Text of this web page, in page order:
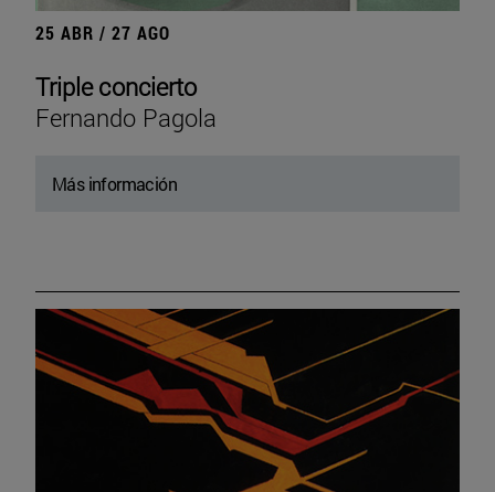
25 ABR / 27 AGO
Triple concierto
Fernando Pagola
Más información